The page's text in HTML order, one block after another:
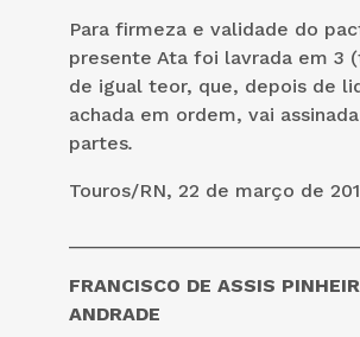
Para firmeza e validade do
presente Ata foi lavrada em 3
de igual teor, que, depois de
achada em ordem, vai
partes.
Touros/RN, 22 de março de
FRANCISCO DE ASSIS
ANDRADE